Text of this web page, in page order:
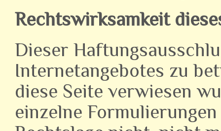
Rechtswirksamkeit
Dieser
Internetangebotes zu
diese Seite verwiesen
einzelne